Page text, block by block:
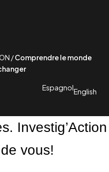
/Comprendre le monde
EspagnolEnglish
Investig’Action
vous!